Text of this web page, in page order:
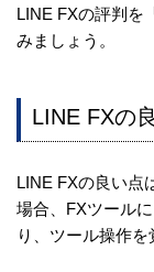
LINE FXの評判を
みましょう。
LINE FXの
LINE FXの良い点
場合、FXツール
り、ツール操作を